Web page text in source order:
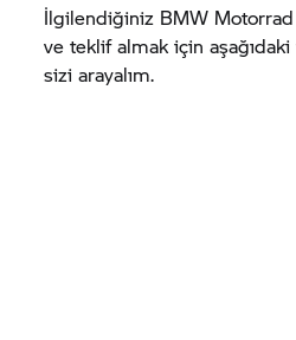
İlgilendiğiniz BMW Motorrad
ve teklif almak için
sizi arayalım.